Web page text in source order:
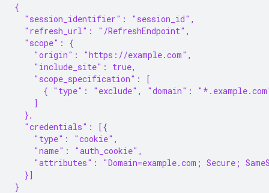
{
  "session_identifier": "session_id",
  "refresh_url": "/RefreshEndpoint",
  "scope": {
    "origin": "https://example.com",
    "include_site": true,
    "scope_specification": [
{ "type": "exclude", "domain":
    ]
  },
  "credentials": [{
    "type": "cookie",
    "name": "auth_cookie",
"attributes": "Domain=example.com; Secure;
  }]
}